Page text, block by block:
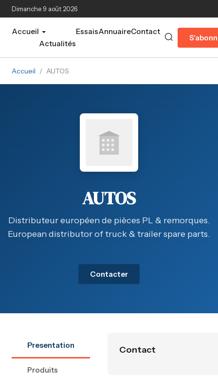
Aller au contenu principal
Dimanche 9 août 2026
Accueil
Actualités
EssaisAnnuaireContact
Accueil / AUTOS
AUTOS
Distributeur européen de pièces PL & remorques.
European distributor of truck & trailer spare parts.
Contacter
Presentation
Produits
Contact